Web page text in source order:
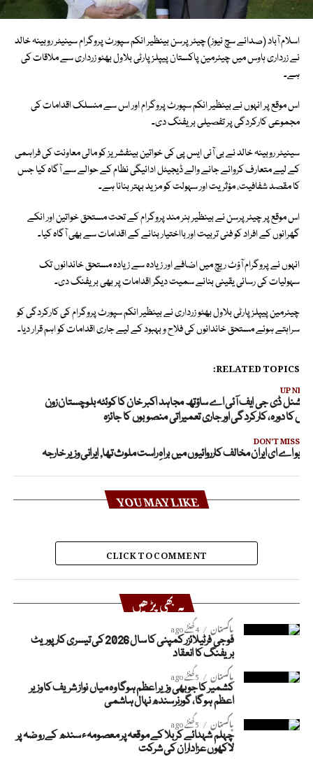
اسلام آباد (صدائے سچ نیوز) چیئرپرسن بینظیر انکم سپورٹ پروگرام سینیٹر روبینہ خالد
نے زرداری ہاوس میں چیئرمین پاکستان پیپلز پارٹی بلاول بھٹو زرداری سے ملاقات کی
ہے۔
اس موقع پر انہوں نے بینظیر انکم سپورٹ پروگرام اور اس سے منسلک اقدامات کی
مجموعی کارکردگی پر تفصیلی بریفنگ دی۔
سینیٹر روبینہ خالد نے بی آئی ایس پی کی خواتین بینفشریز کو مالی معاونت کی فراہمی
کے لیے متعارف کروائے جانے والے ڈیجیٹل ادائیگی نظام کے حوالے سے آگاہ کیا جس
کا مقصد شفافیت، مؤثریت اور سہولت کو مزید بہتر بنانا ہے۔
اس موقع پر چیئرپرسن نے بینظیر ہنر مند پروگرام کے تحت مستحق خواتین اور انکے
گھرانوں کے افراد کو فنی تربیت اور بااختیار بنانے کے اقدامات سے بھی آگاہ کیا۔
انہوں نے پروگرام آؤٹ ریچ میں اضافے اور زیادہ سے زیادہ مستحق خاندانوں تک
سہولیات کی رسائی یقینی بنانے سمیت دیگر اقدامات پر بھی بریفنگ دی۔
چیئرمین پیپلز پارٹی بلاول بھٹو زرداری نے بینظیر انکم سپورٹ پروگرام کی کارکردگی کو
سراہتے ہوئے مستحق خاندانوں کی فلاح و بہبود کے لیے جاری اقدامات کو اہم قرار دیا۔
RELATED TOPICS:
UP
ڈی جی ایف آئی اے ساؤتھ مجاہد اکبر خان کا کوئٹہ بلوچستان زون
کا دورہ، کارکردگی اور جاری تعمیراتی منصوبوں کا جائزہ
DON'T MISS
یو اے ای ایران مخالف کارروائیوں میں براہِ راست ملوث تھا, ایرانی وزیر خارجہ
YOU MAY LIKE
CLICK TO COMMENT
یہ بھی پڑھیں
پاکستان 4 گھنٹے ago
فوجی فرٹیلائزر کمپنی کا سال 2026 کی تیسری کارپوریٹ
بریفنگ کا انعقاد
پاکستان 5 گھنٹے ago
کشمیر کا جو بھی وزیر اعظم ہوگا وہ میاں نواز شریف کا وزیر
اعظم ہوگا، گورنرسندھ نہال ہاشمی
پاکستان 5 گھنٹے ago
چہلم شہدائے کربلا کے موقعہ پر معصومہء سندھ کے روضہ پر
لاکھوں عزاداران کی شرکت